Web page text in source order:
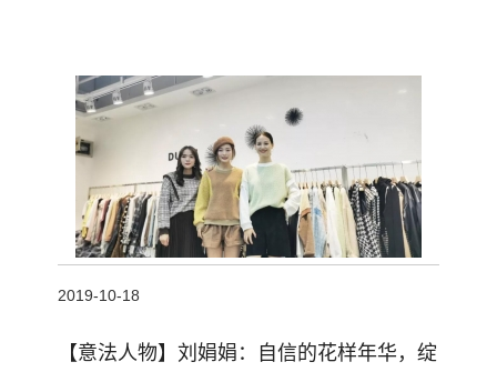
2019-10-18
【意法人物】刘娟娟：自信的花样年华，绽